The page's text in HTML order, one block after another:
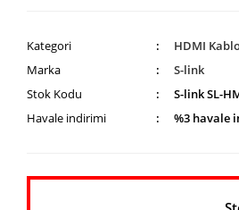
Kategori HDMI
Marka
S-link
Stok Kodu
S-link SL-
Havale indirimi
%3 havale